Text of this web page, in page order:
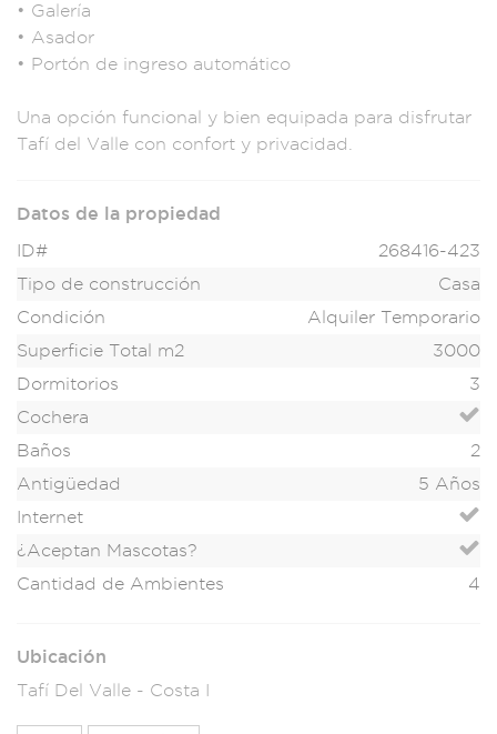
• Gal ería
• Asador
• Portón de ingreso automático
Una opción funcional y bien equipada para disfrutar
Tafí del Valle con confort y privacidad.
Datos de la propiedad
ID#
268416-423
Tipo de construcción
Casa
Condición
Alquiler Temporario
Superficie Total m2
3000
Dormitorios
3
Cochera
Baños
2
Antigüedad
5 Años
Internet
¿Aceptan Mascotas?
Cantidad de Ambientes
4
Ubicación
Tafí Del Valle - Costa I